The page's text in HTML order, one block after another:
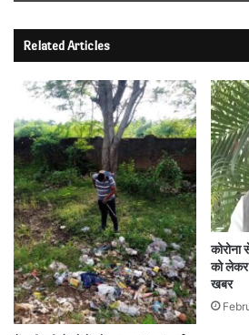
Related Articles
कोरोना
को लेकर
खबर